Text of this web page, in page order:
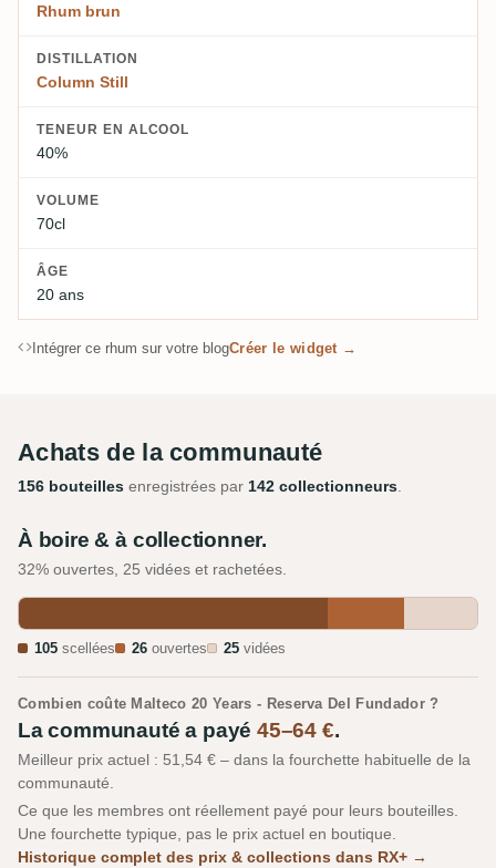
Rhum brun
DISTILLATION
Column Still
TENEUR EN ALCOOL
40%
VOLUME
70cl
ÂGE
20 ans
Intégrer ce rhum sur votre blogCréer le widget →
Achats de la communauté
156 bouteilles enregistrées par 142 collectionneurs.
À boire & à collectionner.
32% ouvertes, 25 vidées et rachetées.
105 scellées 26 ouvertes 25 vidées
Combien coûte Malteco 20 Years - Reserva Del Fundador ?
La communauté a payé45–64 €.
Meilleur prix actuel : 51,54 € – dans la fourchette habituelle de la
communauté.
Ce que les membres ont réellement payé pour leurs bouteilles.
Une fourchette typique, pas le prix actuel en boutique.
Historique complet des prix & collections dans RX+ →